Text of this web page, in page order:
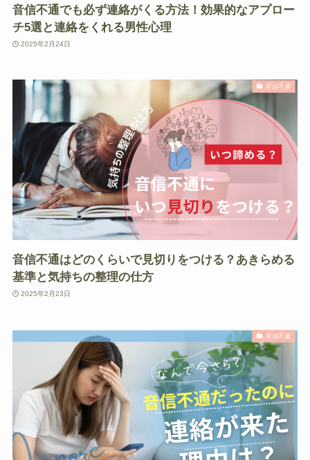
音信不通でも必ず連絡がくる方法！効果的なアプロー
チ5選と連絡をくれる男性心理
2025年2月24日
音信不通
音信不通はどのくらいで見切りをつける？あきらめる
基準と気持ちの整理の仕方
2025年2月23日
音信不通